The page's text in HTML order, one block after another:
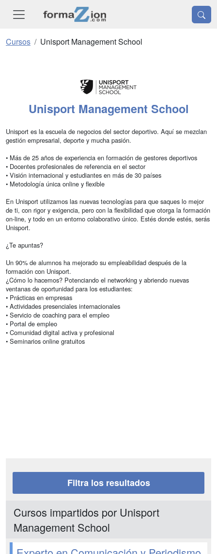
Cursos Unisport Management School
Unisport Management School
Unisport es la escuela de negocios del sector deportivo. Aquí se mezclan
gestión empresarial, deporte y mucha pasión.
• Más de 25 años de experiencia en formación de gestores deportivos
• Docentes profesionales de referencia en el sector
• Visión internacional y estudiantes en más de 30 países
• Metodología única online y flexible
En Unisport utilizamos las nuevas tecnologías para que saques lo mejor
de ti, con rigor y exigencia, pero con la flexibilidad que otorga la formación
on-line, y todo en un entorno colaborativo único. Estés donde estés, serás
Unisport.
¿Te apuntas?
Un 90% de alumnos ha mejorado su empleabilidad después de la
formación con Unisport.
¿Cómo lo hacemos? Potenciando el networking y abriendo nuevas
ventanas de oportunidad para los estudiantes:
• Prácticas en empresas
• Actividades presenciales internacionales
• Servicio de coaching para el empleo
• Portal de empleo
• Comunidad digital activa y profesional
• Seminarios online gratuitos
Filtra los resultados
Cursos impartidos por Unisport
Management School